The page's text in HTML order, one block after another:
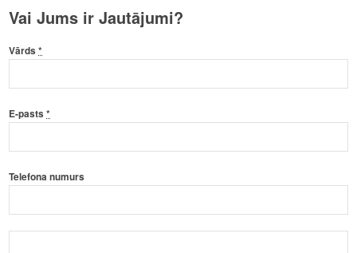
Vai Jums ir Jautājumi?
Vārds*
E-pasts*
Telefona numurs